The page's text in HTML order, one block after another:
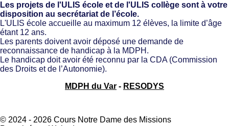
Les projets de l'ULIS école et de l'ULIS collège sont à votre
disposition au secrétariat de l’école.
L'ULIS école accueille au maximum 12 élèves, la limite d’âge
étant 12 ans.
Les parents doivent avoir déposé une demande de
reconnaissance de handicap à la MDPH.
Le handicap doit avoir été reconnu par la CDA (Commission
des Droits et de l’Autonomie).
MDPH du Var - RESODYS
© 2024 - 2026 Cours Notre Dame des Missions